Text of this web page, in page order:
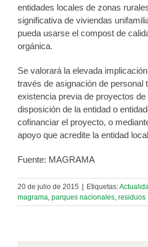
entidades locales de zonas
significativa de viviendas
pueda usarse el compost de
orgánica.
Se valorará la elevada
través de asignación de personal
existencia previa de proyectos
disposición de la entidad o
cofinanciar el proyecto, o
apoyo que acredite la entidad
Fuente: MAGRAMA
20 de julio de 2015 Etiquetas:
magrama, parques nacionales, residuos